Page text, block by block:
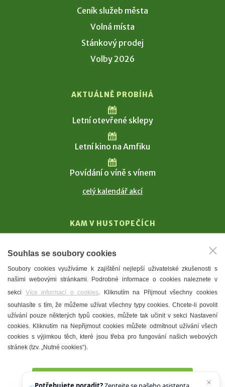
Ceník služeb města
Volná místa
Stánkový prodej
Volby 2026
AKTUÁLNĚ PROBÍHÁ
Letní otevřené sklepy
Letní kino na Amfiku
Povídání o víně s vínem
celý kalendář akcí
KAM V HUSTOPEČÍCH
T. G. Masaryk
Mandloně
Ubytování
Restaurace
Městské muzeum a galerie
Denní meníčka
Souhlas se soubory cookies
Soubory cookies využíváme k zajištění nejlepší uživatelské zkušenosti s
našimi webovými stránkami. Podrobné informace o cookies naleznete v
sekci Více informací o cookies. Kliknutím na Přijmout všechny cookies
souhlasíte s tím, že můžeme užívat všechny typy cookies. Chcete-li povolit
užívání pouze některých typů cookies, můžete tak učinit v sekci Nastavení
cookies. Kliknutím na Nepřijmout cookies můžete odmítnout užívání všech
cookies s výjimkou těch, které jsou třeba pro fungování našich webových
stránek (tzv. „Nutné cookies“).